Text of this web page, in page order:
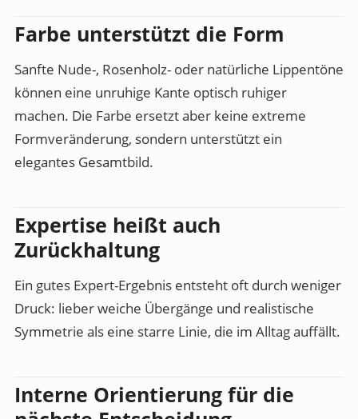
Farbe unterstützt die Form
Sanfte Nude-, Rosenholz- oder natürliche Lippentöne
können eine unruhige Kante optisch ruhiger
machen. Die Farbe ersetzt aber keine extreme
Formveränderung, sondern unterstützt ein
elegantes Gesamtbild.
Expertise heißt auch
Zurückhaltung
Ein gutes Expert-Ergebnis entsteht oft durch weniger
Druck: lieber weiche Übergänge und realistische
Symmetrie als eine starre Linie, die im Alltag auffällt.
Interne Orientierung für die